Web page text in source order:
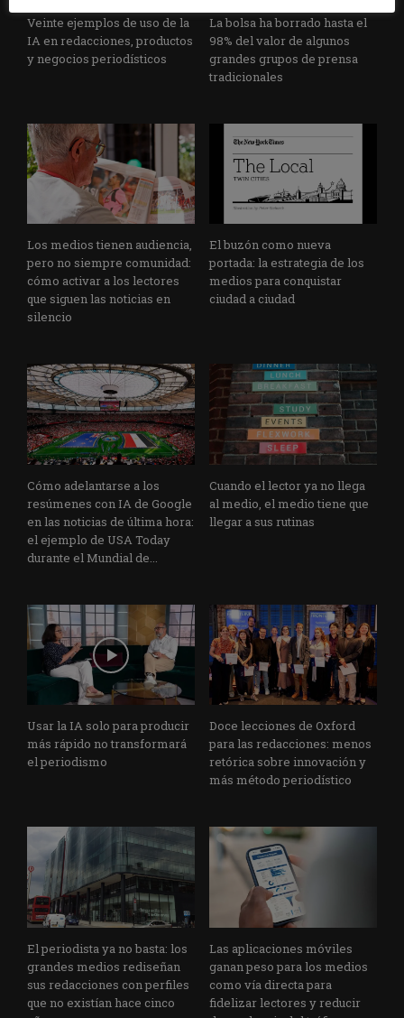
Veinte ejemplos de uso de la
IA en redacciones, productos
y negocios periodísticos
La bolsa ha borrado hasta el
98% del valor de algunos
grandes grupos de prensa
tradicionales
Los medios tienen audiencia,
pero no siempre comunidad:
cómo activar a los lectores
que siguen las noticias en
silencio
El buzón como nueva
portada: la estrategia de los
medios para conquistar
ciudad a ciudad
Cómo adelantarse a los
resúmenes con IA de Google
en las noticias de última hora:
el ejemplo de USA Today
durante el Mundial de...
Cuando el lector ya no llega
al medio, el medio tiene que
llegar a sus rutinas
Usar la IA solo para producir
más rápido no transformará
el periodismo
Doce lecciones de Oxford
para las redacciones: menos
retórica sobre innovación y
más método periodístico
El periodista ya no basta: los
grandes medios rediseñan
sus redacciones con perfiles
que no existían hace cinco
Las aplicaciones móviles
ganan peso para los medios
como vía directa para
fidelizar lectores y reducir